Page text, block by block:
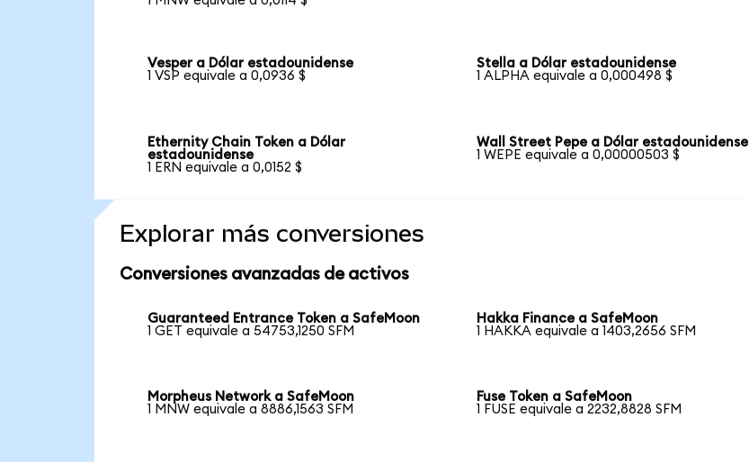
Vesper a Dólar estadounidense
1 VSP equivale a 0,0936 $
Stella a Dólar estadounidense
1 ALPHA equivale a 0,000498 $
Ethernity Chain Token a Dólar
estadounidense
1 ERN equivale a 0,0152 $
Wall Street Pepe a Dólar estadounidense
1 WEPE equivale a 0,00000503 $
Explorar más conversiones
Conversiones avanzadas de activos
Guaranteed Entrance Token a SafeMoon
1 GET equivale a 54753,1250 SFM
Hakka Finance a SafeMoon
1 HAKKA equivale a 1403,2656 SFM
Morpheus Network a SafeMoon
1 MNW equivale a 8886,1563 SFM
Fuse Token a SafeMoon
1 FUSE equivale a 2232,8828 SFM